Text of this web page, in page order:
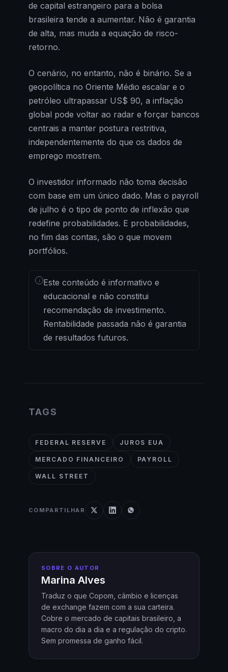
de capital estrangeiro para a bolsa
brasileira tende a aumentar. Não é garantia
de alta, mas muda a equação de risco-
retorno.
O cenário, no entanto, não é binário. Se a
geopolítica no Oriente Médio escalar e o
petróleo ultrapassar US$ 90, a inflação
global pode voltar ao radar e forçar bancos
centrais a manter postura restritiva,
independentemente do que os dados de
emprego mostrem.
O investidor informado não toma decisão
com base em um único dado. Mas o payroll
de julho é o tipo de ponto de inflexão que
redefine probabilidades. E probabilidades,
no fim das contas, são o que movem
portfólios.
i Este conteúdo é informativo e
educacional e não constitui
recomendação de investimento.
Rentabilidade passada não é garantia
de resultados futuros.
TAGS
FEDERAL RESERVE JUROS EUA
MERCADO FINANCEIRO PAYROLL
WALL STREET
COMPARTILHAR
SOBRE O AUTOR
Marina Alves
Traduz o que Copom, câmbio e licenças
de exchange fazem com a sua carteira.
Cobre o mercado de capitais brasileiro, a
macro do dia a dia e a regulação do cripto.
Sem promessa de ganho fácil.